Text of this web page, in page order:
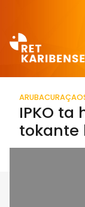
ARUBACURAÇAO
IPKO
tokante